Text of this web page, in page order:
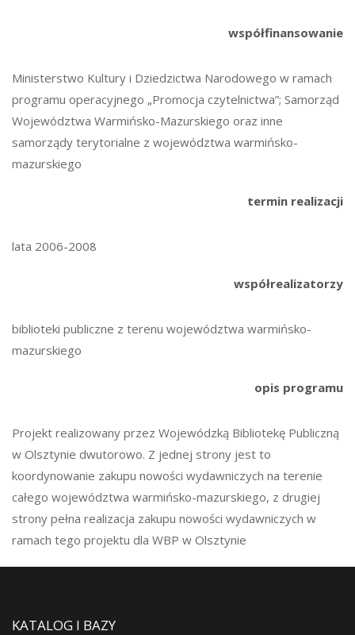
współfinansowanie
Ministerstwo Kultury i Dziedzictwa Narodowego w ramach
programu operacyjnego „Promocja czytelnictwa”; Samorząd
Województwa Warmińsko-Mazurskiego oraz inne
samorządy terytorialne z województwa warmińsko-
mazurskiego
termin realizacji
lata 2006-2008
współrealizatorzy
biblioteki publiczne z terenu województwa warmińsko-
mazurskiego
opis programu
Projekt realizowany przez Wojewódzką Bibliotekę Publiczną
w Olsztynie dwutorowo. Z jednej strony jest to
koordynowanie zakupu nowości wydawniczych na terenie
całego województwa warmińsko-mazurskiego, z drugiej
strony pełna realizacja zakupu nowości wydawniczych w
ramach tego projektu dla WBP w Olsztynie
KATALOG I BAZY